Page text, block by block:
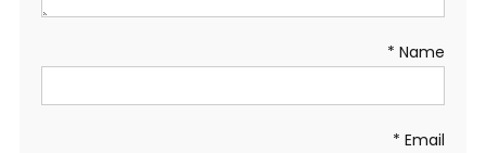
Name
*
Email
*